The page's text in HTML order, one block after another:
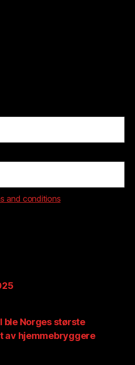
and conditions
ble Norges største
av hjemmebryggere